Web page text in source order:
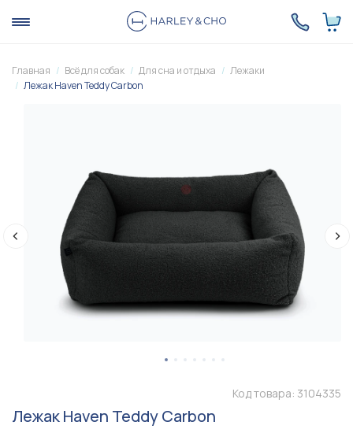
Главная Всё для собак Для сна и отдыха
Лежаки
Лежак Haven Teddy Carbon
Код товара: 3104335
Лежак Haven Teddy Carbon